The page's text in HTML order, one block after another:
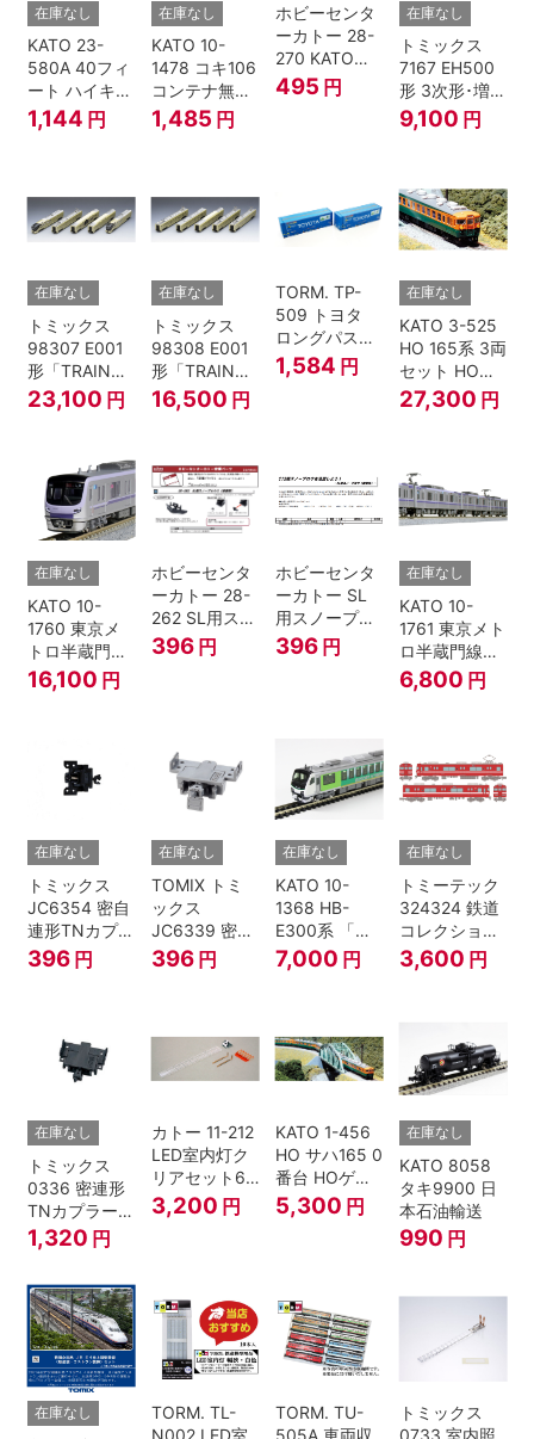
在庫なし
KATO 23-
580A 40フィ
ート ハイキュ
ーブコンテナ
ONE マゼンタ
1,144 円
在庫なし
KATO 10-
1478 コキ106
コンテナ無積
載 2両セット
鉄道模型 Nゲ
1,485 円
ホビーセンタ
ーカトー 28-
270 KATOナ
ックルカプラ
ー 黒 センタ
495 円
在庫なし
トミックス
7167 EH500
形 3次形･増備
型
9,100 円
在庫なし
トミックス
98307 E001
形「TRAIN
SUITE四季
島」基本セッ
23,100 円
在庫なし
トミックス
98308 E001
形「TRAIN
SUITE四季
島」増結セッ
模型
16,500 円
TORM. TP-
509 トヨタ
ロングパスエ
クスプレス
U55A-39500
1,584 円
在庫なし
KATO 3-525
HO 165系 3両
セット HOゲ
ージ
27,300 円
在庫なし
KATO 10-
1760 東京メ
トロ半蔵門線
18000系 基本
6両セット N
16,100 円
ホビーセンタ
ーカトー 28-
262 SL用スノ
ープロウ1 前
面用 Nゲージ
396 円
ホビーセンタ
ーカトー SL
用スノープロ
ウ① 前面用
396 円
在庫なし
KATO 10-
1761 東京メト
ロ半蔵門線
18000系 増結
4両セット N
6,800 円
在庫なし
トミックス
JC6354 密自
連形TNカプラ
ーSP・黒(キ
ハ52-100用)
396 円
在庫なし
TOMIX トミ
ックス
JC6339 密連
形TNカプラー
(SP・グレ
転台側) 鉄道
模型 Nゲージ
396 円
在庫なし
KATO 10-
1368 HB-
E300系 「リ
ゾートビュー
ふるさと」 2
7,000 円
在庫なし
トミーテック
324324 鉄道
コレクション
名古屋鉄道
6000系 白帯
nゲージ
3,600 円
在庫なし
トミックス
0336 密連形
TNカプラー
(6個・SP・
黒)
1,320 円
カトー 11-212
LED室内灯ク
リアセット6
入 Nゲージ
3,200 円
KATO 1-456
HO サハ165 0
番台 HOゲー
ジ
5,300 円
在庫なし
KATO 8058
タキ9900 日
本石油輸送
990 円
在庫なし
TORM. TL-
N002 LED室
TORM. TU-
505A 車両収
トミックス
0733 室内照